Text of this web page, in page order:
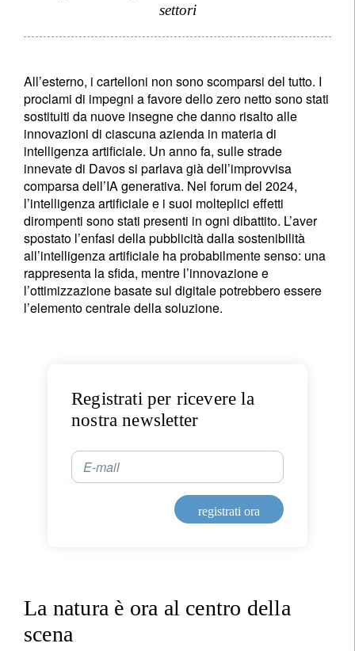
settori
All’esterno, i cartelloni non sono scomparsi del tutto. I
proclami di impegni a favore dello zero netto sono stati
sostituiti da nuove insegne che danno risalto alle
innovazioni di ciascuna azienda in materia di
intelligenza artificiale. Un anno fa, sulle strade
innevate di Davos si parlava già dell’improvvisa
comparsa dell’IA generativa. Nel forum del 2024,
l’intelligenza artificiale e i suoi molteplici effetti
dirompenti sono stati presenti in ogni dibattito. L’aver
spostato l’enfasi della pubblicità dalla sostenibilità
all’intelligenza artificiale ha probabilmente senso: una
rappresenta la sfida, mentre l’innovazione e
l’ottimizzazione basate sul digitale potrebbero essere
l’elemento centrale della soluzione.
Registrati per ricevere la
nostra newsletter
E-mail
registrati ora
La natura è ora al centro della
scena
newsletter
Paese di residenza